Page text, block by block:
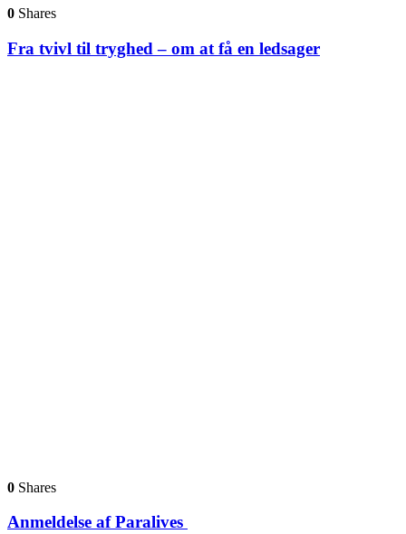
0 Shares
Fra tvivl til tryghed – om at få en ledsager
0 Shares
Anmeldelse af Paralives